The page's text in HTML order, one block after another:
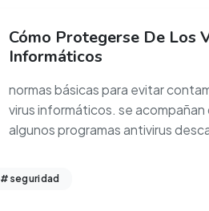
Cómo Protegerse De Los
Informáticos
normas básicas para evitar
virus informáticos. se acompañan
algunos programas antivirus
#seguridad